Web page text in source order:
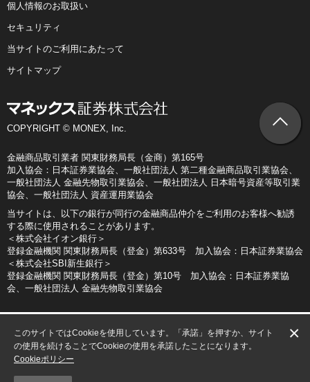
個人情報のお取扱い
セキュリティ
当サイトのご利用にあたって
サイトマップ
COPYRIGHT © MONEX, Inc.
金融商品取引業者 関東財務局長（金商）第165号
加入協会：日本証券業協会、一般社団法人 第二種金融商品取引業協会、
一般社団法人 金融先物取引業協会、一般社団法人 日本暗号資産等取引業
協会、一般社団法人 資産運用業協会
当サイトは、以下の銀行が同行の金融商品仲介をご利用のお客様へ勧誘
する際に使用されることがあります。
＜株式会社イオン銀行＞
登録金融機関 関東財務局長（登金）第633号 加入協会：日本証券業協会
＜株式会社SBI新生銀行＞
登録金融機関 関東財務局長（登金）第10号 加入協会：日本証券業協
会、一般社団法人 金融先物取引業協会
このサイトではCookieを使用しています。「承諾」を押すか、サイト
の使用を続けることでCookieの使用を承諾したことになります。
Cookieポリシー
×